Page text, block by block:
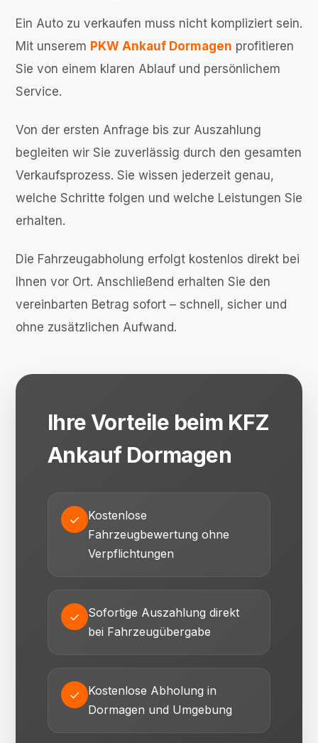
Ein Auto zu verkaufen muss nicht kompliziert sein.
Mit unserem PKW Ankauf Dormagen profitieren
Sie von einem klaren Ablauf und persönlichem
Service.
Von der ersten Anfrage bis zur Auszahlung
begleiten wir Sie zuverlässig durch den gesamten
Verkaufsprozess. Sie wissen jederzeit genau,
welche Schritte folgen und welche Leistungen Sie
erhalten.
Die Fahrzeugabholung erfolgt kostenlos direkt bei
Ihnen vor Ort. Anschließend erhalten Sie den
vereinbarten Betrag sofort – schnell, sicher und
ohne zusätzlichen Aufwand.
Ihre Vorteile beim KFZ
Ankauf Dormagen
✓
Kostenlose
Fahrzeugbewertung ohne
Verpflichtungen
✓
Sofortige Auszahlung direkt
bei Fahrzeugübergabe
✓
Kostenlose Abholung in
Dormagen und Umgebung